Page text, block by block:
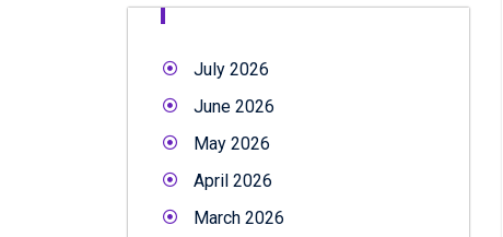
July 2026
June 2026
May 2026
April 2026
March 2026